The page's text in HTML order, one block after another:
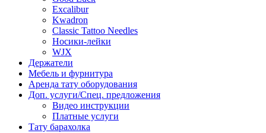
Excalibur
Kwadron
Classic Tattoo Needles
Носики-лейки
WJX
Держатели
Мебель и фурнитура
Аренда тату оборудования
Доп. услуги/Спец. предложения
Видео инструкции
Платные услуги
Тату барахолка